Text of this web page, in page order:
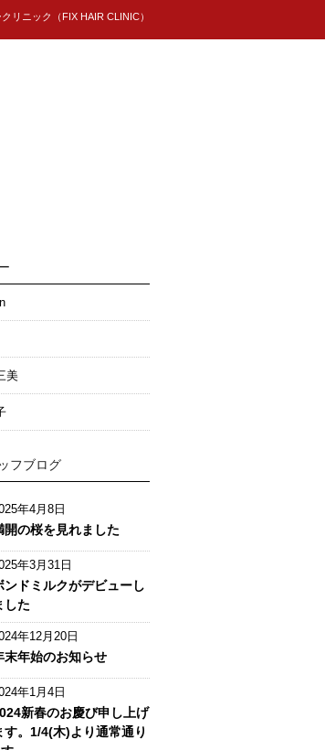
リニック（FIX HAIR CLINIC）
美
フブログ
年4月8日
開の桜を見れました
年3月31日
ンドミルクがデビューし
した
年12月20日
末年始のお知らせ
年1月4日
新春のお慶び申し上げ
す。1/4(木)より通常通り